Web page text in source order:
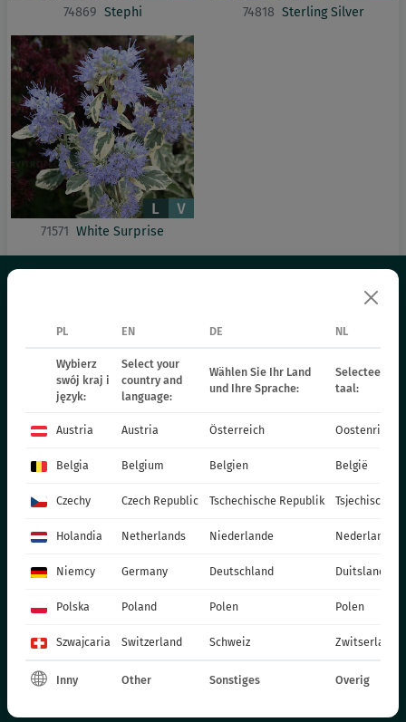
74869 Stephi 74818 Sterling Silver
71571 White Surprise
HET AANBOD
VASTE PLANTEN
GRASSEN
BEDDINGPLANTEN - LENTE
СHRYSANTHEMUM CUTTING
POINSETTIA
MESTSTOFFEN
CATALOGUES
PRODUCTIEMATERIALEN
CONTACT
PL EN DE NL
Wybierz
swój kraj i
język:
Select your
country and
language:
Wählen Sie Ihr Land
und Ihre Sprache:
Selecteer uw
taal:
Austria Austria Österreich Oostenrijk
Belgia Belgium Belgien België
Czechy Czech Republic Tschechische Republik Tsjechische
Holandia Netherlands Niederlande Nederland
Niemcy Germany Deutschland Duitsland
Polska Poland Polen Polen
Szwajcaria Switzerland Schweiz Zwitserland
Inny Other Sonstiges Overig